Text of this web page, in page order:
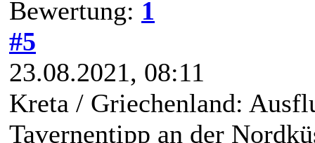
Bewertung: 1
#5
23.08.2021, 08:11
Kreta / Griechenland:
Tavernentipp an der